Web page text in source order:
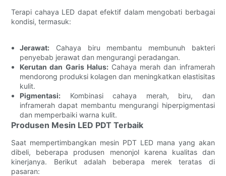
Terapi cahaya LED dapat efektif dalam mengobati berbagai
kondisi, termasuk:
Jerawat: Cahaya biru membantu membunuh bakteri
penyebab jerawat dan mengurangi peradangan.
Kerutan dan Garis Halus:Cahaya merah dan inframerah
mendorong produksi kolagen dan meningkatkan elastisitas
kulit.
Pigmentasi: Kombinasi cahaya merah, biru, dan
inframerah dapat membantu mengurangi hiperpigmentasi
dan memperbaiki warna kulit.
Produsen Mesin LED PDT Terbaik
Saat mempertimbangkan mesin PDT LED mana yang akan
dibeli, beberapa produsen menonjol karena kualitas dan
kinerjanya. Berikut adalah beberapa merek teratas di
pasaran: